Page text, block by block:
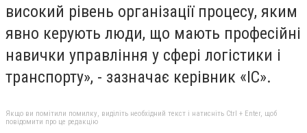
високий рівень організації процесу, яким
явно керують люди, що мають професійні
навички управління у сфері логістики і
транспорту», - зазначає керівник «ІС».
Якщо ви помітили помилку, виділіть необхідний текст і натисніть Ctrl + Enter, щоб
повідомити про це редакцію